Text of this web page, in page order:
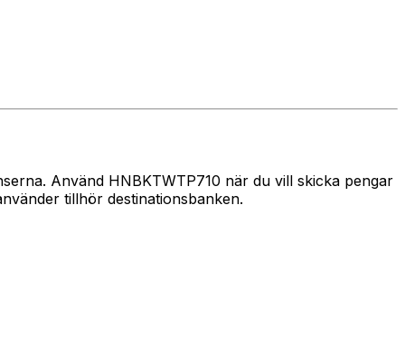
Använd HNBKTWTP710 när du vill skicka pengar
tillhör destinationsbanken.